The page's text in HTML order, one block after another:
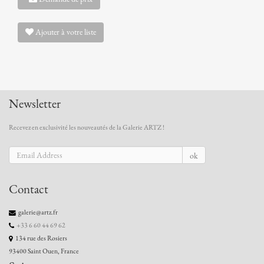
Ajouter à votre liste
Newsletter
Recevez en exclusivité les nouveautés de la Galerie ARTZ !
ok
Contact
galerie@artz.fr
+33 6 60 44 69 62
134 rue des Rosiers
93400 Saint Ouen, France